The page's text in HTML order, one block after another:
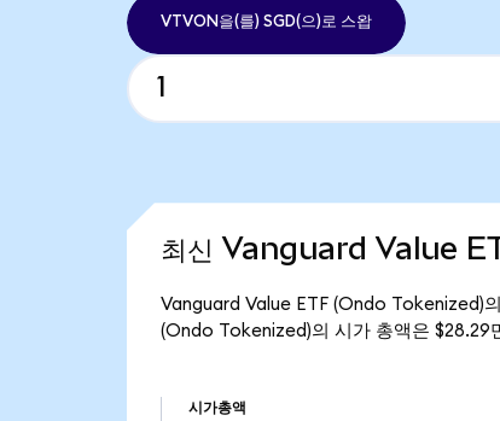
VTVON을(를) SGD(으)로 스왑
최신 Vanguard Value
Vanguard Value ETF (Ondo Tokenized)
(Ondo Tokenized)의 시가 총액은 $28.29
시가총액